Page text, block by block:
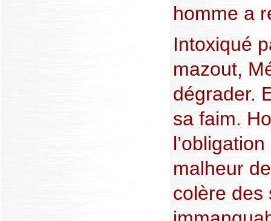
homme a
Intoxiqué
mazout,
dégrader.
sa faim.
malheur
colère des